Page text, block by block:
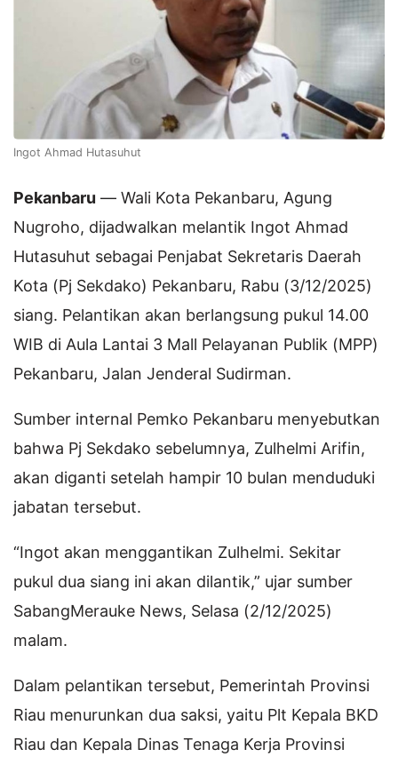
Ingot Ahmad Hutasuhut
Pekanbaru — Wali Kota Pekanbaru, Agung
Nugroho, dijadwalkan melantik Ingot Ahmad
Hutasuhut sebagai Penjabat Sekretaris Daerah
Kota (Pj Sekdako) Pekanbaru, Rabu (3/12/2025)
siang. Pelantikan akan berlangsung pukul 14.00
WIB di Aula Lantai 3 Mall Pelayanan Publik (MPP)
Pekanbaru, Jalan Jenderal Sudirman.
Sumber internal Pemko Pekanbaru menyebutkan
bahwa Pj Sekdako sebelumnya, Zulhelmi Arifin,
akan diganti setelah hampir 10 bulan menduduki
jabatan tersebut.
“Ingot akan menggantikan Zulhelmi. Sekitar
pukul dua siang ini akan dilantik,” ujar sumber
SabangMerauke News, Selasa (2/12/2025)
malam.
Dalam pelantikan tersebut, Pemerintah Provinsi
Riau menurunkan dua saksi, yaitu Plt Kepala BKD
Riau dan Kepala Dinas Tenaga Kerja Provinsi